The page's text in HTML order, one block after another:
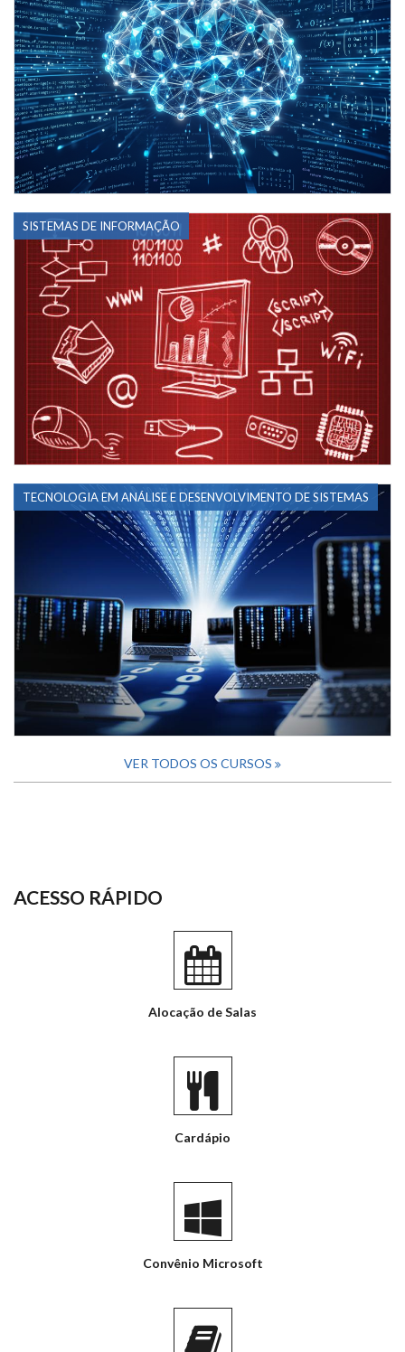
SISTEMAS DE INFORMAÇÃO
TECNOLOGIA EM ANÁLISE E DESENVOLVIMENTO DE SISTEMAS
VER TODOS OS CURSOS
ACESSO RÁPIDO
Alocação de Salas
Cardápio
Convênio Microsoft